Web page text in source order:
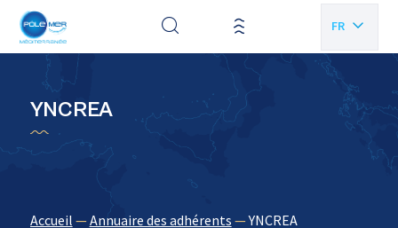
FR
EN
YNCREA
Accueil —Annuaire des adhérents —YNCREA
Panneau de gestion des cookies